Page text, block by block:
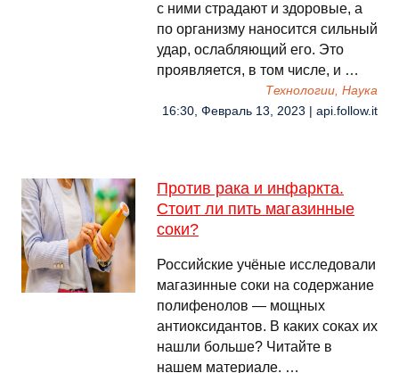
с ними страдают и здоровые, а
по организму наносится сильный
удар, ослабляющий его. Это
проявляется, в том числе, и …
Технологии, Наука
16:30, Февраль 13, 2023 | api.follow.it
Против рака и инфаркта.
Стоит ли пить магазинные
соки?
Российские учёные исследовали
магазинные соки на содержание
полифенолов — мощных
антиоксидантов. В каких соках их
нашли больше? Читайте в
нашем материале. …